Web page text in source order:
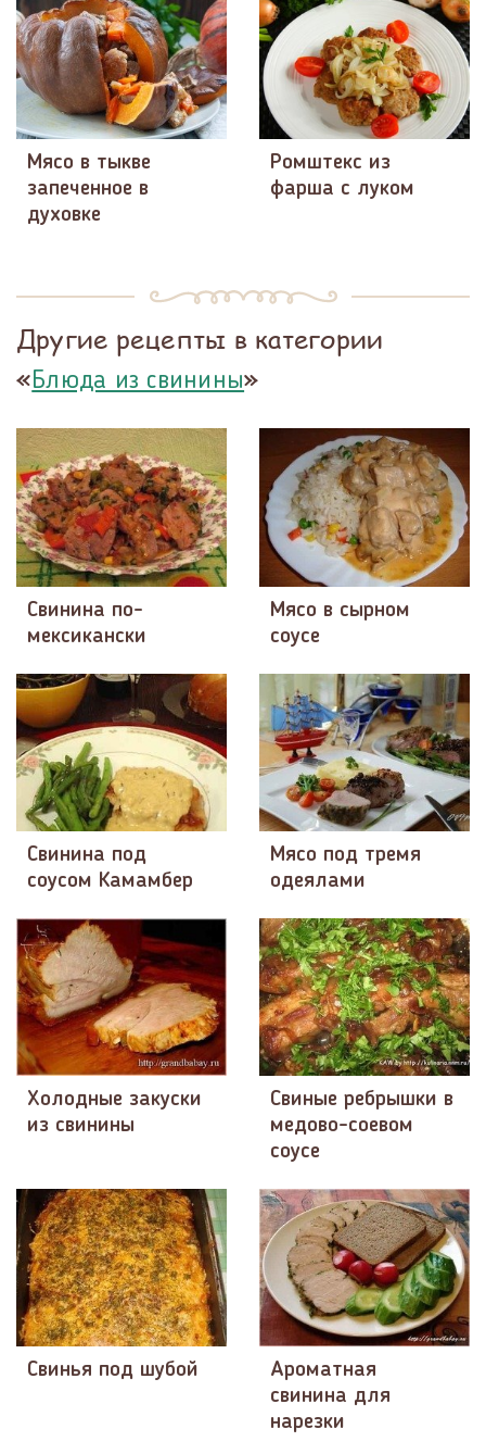
Мясо в тыкве
запеченное в
духовке
Ромштекс из
фарша с луком
Другие рецепты в категории
«Блюда из свинины»
Свинина по-
мексикански
Мясо в сырном
соусе
Свинина под
соусом Камамбер
Мясо под тремя
одеялами
Холодные закуски
из свинины
Свиные ребрышки в
медово-соевом
соусе
Свинья под шубой
Ароматная
свинина для
нарезки